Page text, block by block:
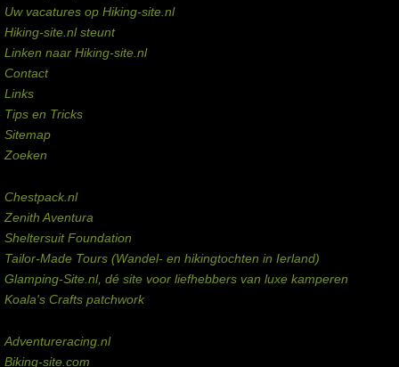
Uw vacatures op Hiking-site.nl
Hiking-site.nl steunt
Linken naar Hiking-site.nl
Contact
Links
Tips en Tricks
Sitemap
Zoeken
Chestpack.nl
Zenith Aventura
Sheltersuit Foundation
Tailor-Made Tours (Wandel- en hikingtochten in Ierland)
Glamping-Site.nl, dé site voor liefhebbers van luxe kamperen
Koala's Crafts patchwork
Adventureracing.nl
Biking-site.com